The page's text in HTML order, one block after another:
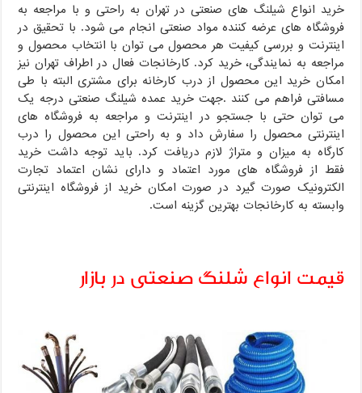
خرید انواع شیلنگ های صنعتی در تهران به راحتی و با مراجعه به
فروشگاه های عرضه کننده مواد صنعتی انجام می شود. با تحقیق در
اینترنت و بررسی کیفیت هر محصول می توان با انتخاب محصول و
مراجعه به نمایندگی، خرید کرد. کارخانجات فعال در اطراف تهران نیز
امکان خرید این محصول از درب کارخانه برای مشتری البته با طی
مسافتی فراهم می کنند .جهت خرید عمده شیلنگ صنعتی درجه یک
می توان حتی با جستجو در اینترنت و مراجعه به فروشگاه های
اینترنتی محصول را سفارش داد و به راحتی این محصول را درب
کارگاه به میزان و متراژ لازم دریافت کرد. باید توجه داشت خرید
فقط از فروشگاه های مورد اعتماد و دارای نشان اعتماد تجارت
الکترونیک صورت گیرد در صورت امکان خرید از فروشگاه اینترنتی
وابسته به کارخانجات بهترین گزینه است.
قیمت انواع شلنگ صنعتی در بازار